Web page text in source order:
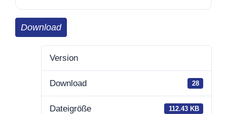
Download
Version
Download 28
Dateigröße 112.43 KB